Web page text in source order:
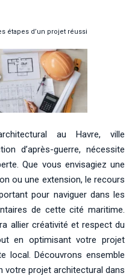
étapes d’un projet réussi
au Havre, ville
d’après-guerre, nécessite
Que vous envisagiez une
ou une extension, le recours
pour naviguer dans les
de cette cité maritime.
allier créativité et respect du
en optimisant votre projet
local. Découvrons ensemble
votre projet architectural dans